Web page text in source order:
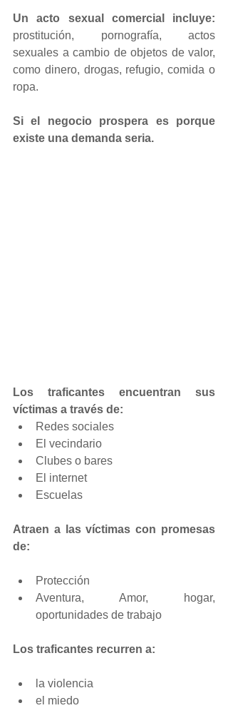
Un acto sexual comercial incluye:
prostitución, pornografía, actos
sexuales a cambio de objetos de valor,
como dinero, drogas, refugio, comida o
ropa.
Si el negocio prospera es porque
existe una demanda seria.
Los traficantes encuentran sus
víctimas a través de:
Redes sociales
El vecindario
Clubes o bares
El internet
Escuelas
Atraen a las víctimas con promesas
de:
Protección
Aventura, Amor, hogar,
oportunidades de trabajo
Los traficantes recurren a:
la violencia
el miedo